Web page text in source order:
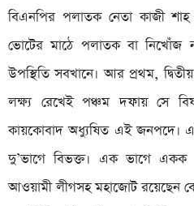
বিএনপির পলাতক নেতা কাজী
ভোটের মাঠে পলাতক বা নিখোঁজ
উপস্থিতি সবখানে। আর প্রথম,
লক্ষ্য রেখেই পঞ্চম দফায় সে
কায়কোবাদ অধ্যুষিত এই জনপদে। এই
দু’ভাগে বিভক্ত। এক ভাগে একক
আওয়ামী লীগসহ মহাজোট রয়েছেন